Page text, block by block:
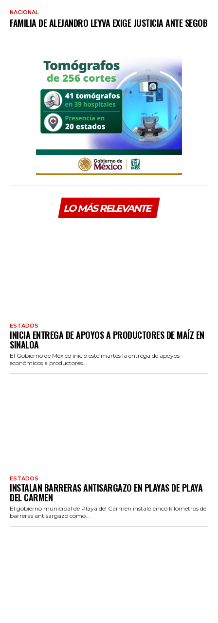
NACIONAL
FAMILIA DE ALEJANDRO LEYVA EXIGE JUSTICIA ANTE SEGOB
LO MÁS RELEVANTE
ESTADOS
INICIA ENTREGA DE APOYOS A PRODUCTORES DE MAÍZ EN
SINALOA
El Gobierno de México inició este martes la entrega de apoyos
económicos a productores...
ESTADOS
INSTALAN BARRERAS ANTISARGAZO EN PLAYAS DE PLAYA
DEL CARMEN
El gobierno municipal de Playa del Carmen instaló cinco kilómetros de
barreras antisargazo como...